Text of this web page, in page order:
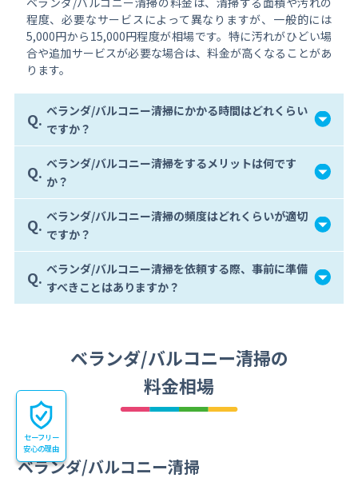
程度、必要なサービスによって異なりますが、一般的には
5,000円から15,000円程度が相場です。特に汚れがひどい場
合や追加サービスが必要な場合は、料金が高くなることがあ
ります。
Q. ベランダ/バルコニー清掃にかかる時間はどれくらい
ですか？
Q. ベランダ/バルコニー清掃をするメリットは何です
か？
Q. ベランダ/バルコニー清掃の頻度はどれくらいが適切
ですか？
Q. ベランダ/バルコニー清掃を依頼する際、事前に準備
すべきことはありますか？
ベランダ/バルコニー清掃の
料金相場
ベランダ/バルコニー清掃
セーフリー
安心の理由